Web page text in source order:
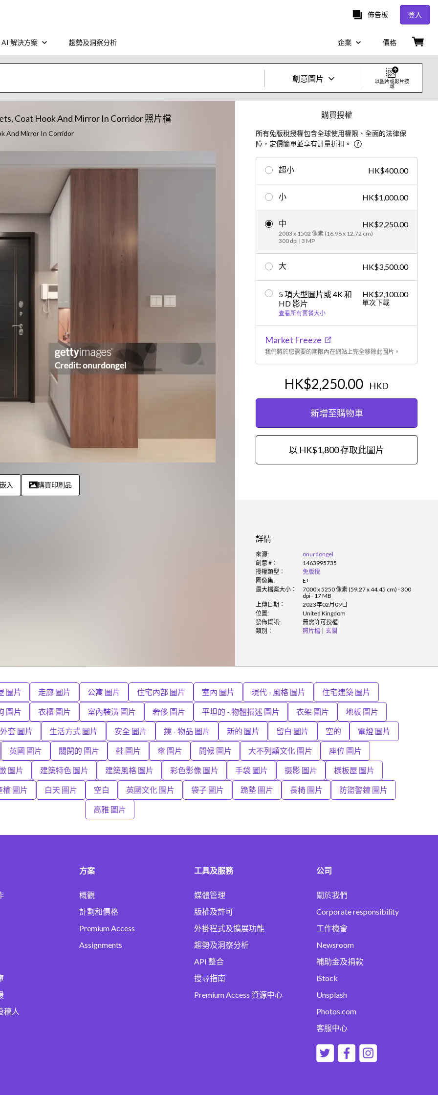
佈告板 登入
AI 解決方案 趨勢及洞察分析 企業 價格
創意圖片
創意照片及影片
圖片
編輯
影片
編輯
以圖片或影片搜
尋
Coat Hook And Mirror In Corridor 照片檔
And Mirror In Corridor
嵌入 購買印刷品
購買授權
所有免版稅授權包含全球使用權限、全面的法律保
障，定價簡單並享有計量折扣。
超小 HK$400.00
小 HK$1,000.00
中
2003 x 1502 像素 (16.96 x 12.72 cm)
300 dpi | 3 MP
HK$2,250.00
大 HK$3,500.00
5 項大型圖片或 4K 和
HD 影片
查看所有套餐大小
HK$2,100.00
單次下載
Market Freeze
我們將於您需要的期限內在網站上完全移除此圖片。
HK$2,250.00 HKD
新增至購物車
以 HK$1,800 存取此圖片
詳情
來源:
onurdongel
創意 #：
1463995735
授權類型：
免版稅
圖像集:
E+
最大檔案大小：
7000 x 5250 像素 (59.27 x 44.45 cm) - 300
dpi - 17 MB
上傳日期：
2023年02月09日
位置:
United Kingdom
發佈資訊:
無需許可授權
類別：
照片檔 玄關
圖片 走廊 圖片 公寓 圖片 住宅內部 圖片 室內 圖片 現代 - 風格 圖片 住宅建築 圖片
圖片 衣櫃 圖片 室內裝潢 圖片 奢侈 圖片 平坦的 - 物體描述 圖片 衣架 圖片 地板 圖片
外套 圖片 生活方式 圖片 安全 圖片 鏡 - 物品 圖片 新的 圖片 留白 圖片 空的 電燈 圖片
英國 圖片 關閉的 圖片 鞋 圖片 傘 圖片 問候 圖片 大不列顛文化 圖片 座位 圖片
圖片 建築特色 圖片 建築風格 圖片 彩色影像 圖片 手袋 圖片 摄影 圖片 樣板屋 圖片
權 圖片 白天 圖片 空白 英國文化 圖片 袋子 圖片 跪墊 圖片 長椅 圖片 防盜警鐘 圖片
高雅 圖片
稿人
方案
概觀
計劃和價格
Premium Access
Assignments
工具及服務
媒體管理
版權及許可
外掛程式及擴展功能
趨勢及洞察分析
API 整合
搜尋指南
Premium Access 資源中心
公司
關於我們
Corporate responsibility
工作機會
Newsroom
補助金及捐款
iStock
Unsplash
Photos.com
客服中心